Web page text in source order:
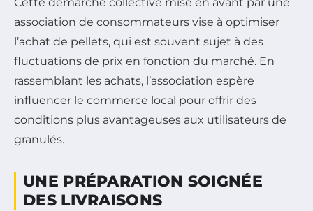
Cette démarche collective mise en avant par une
association de consommateurs vise à optimiser
l’achat de pellets, qui est souvent sujet à des
fluctuations de prix en fonction du marché. En
rassemblant les achats, l’association espère
influencer le commerce local pour offrir des
conditions plus avantageuses aux utilisateurs de
granulés.
UNE PRÉPARATION SOIGNÉE
DES LIVRAISONS